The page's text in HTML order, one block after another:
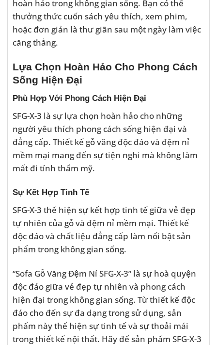
hoàn hảo trong không gian sống. Bạn có thể
thưởng thức cuốn sách yêu thích, xem phim,
hoặc đơn giản là thư giãn sau một ngày làm việc
căng thẳng.
Lựa Chọn Hoàn Hảo Cho Phong Cách
Sống Hiện Đại
Phù Hợp Với Phong Cách Hiện Đại
SFG-X-3 là sự lựa chọn hoàn hảo cho những
người yêu thích phong cách sống hiện đại và
đẳng cấp. Thiết kế gỗ văng độc đáo và đệm nỉ
mềm mại mang đến sự tiện nghi mà không làm
mất đi tính thẩm mỹ.
Sự Kết Hợp Tinh Tế
SFG-X-3 thể hiện sự kết hợp tinh tế giữa vẻ đẹp
tự nhiên của gỗ và đệm nỉ mềm mại. Thiết kế
độc đáo và chất liệu đẳng cấp làm nổi bật sản
phẩm trong không gian sống.
“Sofa Gỗ Văng Đệm Nỉ SFG-X-3” là sự hoà quyện
độc đáo giữa vẻ đẹp tự nhiên và phong cách
hiện đại trong không gian sống. Từ thiết kế độc
đáo cho đến sự đa dạng trong sử dụng, sản
phẩm này thể hiện sự tinh tế và sự thoải mái
trong thiết kế nội thất. Hãy để sản phẩm SFG-X-3